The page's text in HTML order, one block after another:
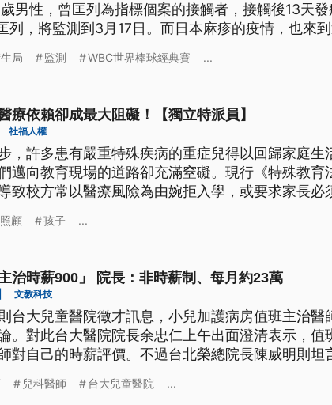
男性，曾匡列為指標個案的接觸者，接觸後13天
列，將監測到3月17日。而日本麻疹的疫情，也來
局 監測 WBC世界棒球經典賽 ...
療依賴卻成最大阻礙！【獨立特派員】
社福人權
，許多患有嚴重特殊疾病的重症兒得以回歸家庭生
邁向教育現場的道路卻充滿窒礙。現行《特殊教育
致校方常以醫療風險為由婉拒入學，或要求家長必
育與照顧資源，將重症兒的需求從單純的醫療行為
照顧 孩子 ...
治時薪900」 院長：非時薪制、每月約23萬
文教科技
台大兒童醫院徵才訊息，小兒加護病房值班主治醫
。對此台大醫院院長余忠仁上午出面澄清表示，值
對自己的時薪評價。不過台北榮總院長陳威明則坦
兒科醫師 台大兒童醫院 ...